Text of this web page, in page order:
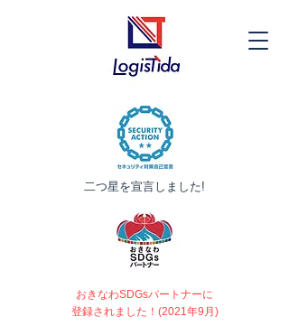
​二つ星を宣言しました!
おきなわSDGsパートナーに
登録されました！(2021年9月)